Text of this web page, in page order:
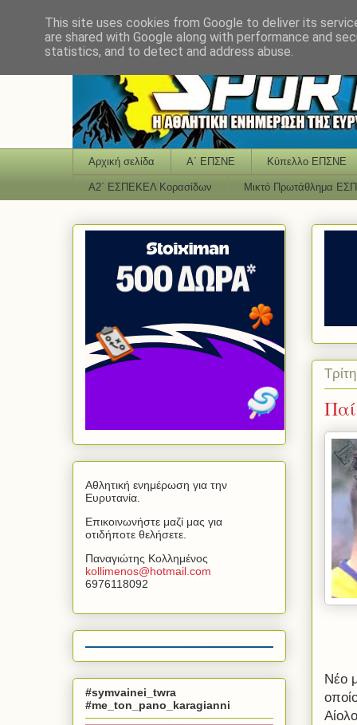
Αρχική σελίδα Α΄ ΕΠΣΝΕ Κύπελλο ΕΠΣΝΕ
Α2΄ ΕΣΠΕΚΕΛ Κορασίδων Μικτό Πρωτάθλημα
Νέο
Αθλητική ενημέρωση για την
Ευρυτανία.
Επικοινωνήστε μαζί μας για
οτιδήποτε θελήσετε.
Παναγιώτης Κολλημένος
kollimenos@hotmail com
6976118092
#symvainei_twra
#me_ton_pano_karagianni
This site uses cookies from Google to deliver its
are shared with Google along with performance and
statistics, and to detect and address abuse.